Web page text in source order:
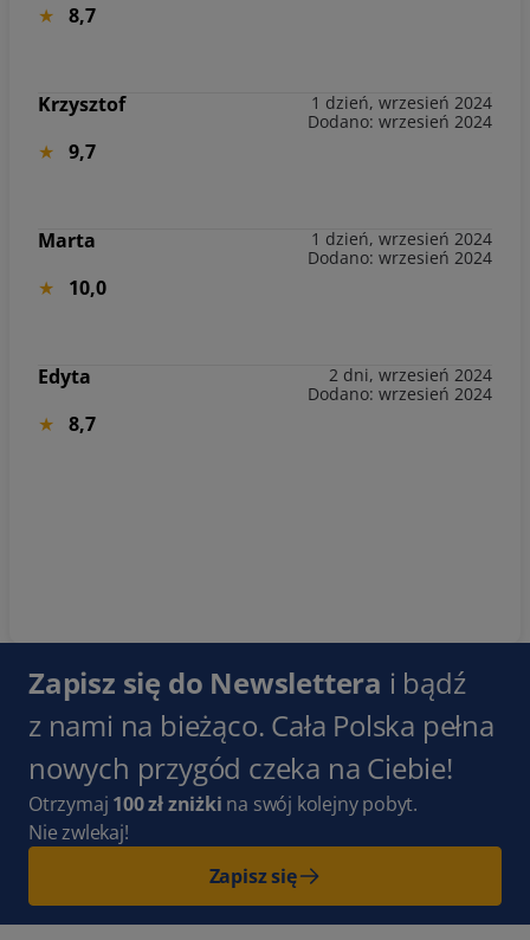
8,7
Krzysztof
1 dzień, wrzesień 2024
Dodano: wrzesień 2024
9,7
Marta
1 dzień, wrzesień 2024
Dodano: wrzesień 2024
10,0
Edyta
2 dni, wrzesień 2024
Dodano: wrzesień 2024
8,7
Zapisz się do Newslettera i bądź
z nami na bieżąco. Cała Polska pełna
nowych przygód czeka na Ciebie!
Otrzymaj 100 zł zniżki na swój kolejny pobyt.
Nie zwlekaj!
Zapisz się